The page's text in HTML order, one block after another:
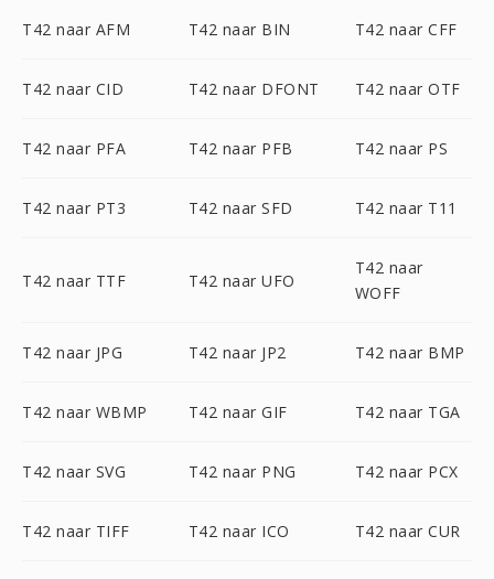
T42 naar AFM T42 naar BIN T42 naar CFF
T42 naar CID T42 naar DFONT T42 naar OTF
T42 naar PFA T42 naar PFB T42 naar PS
T42 naar PT3 T42 naar SFD T42 naar T11
T42 naar TTF T42 naar UFO
T42 naar
WOFF
T42 naar JPG T42 naar JP2 T42 naar BMP
T42 naar WBMP T42 naar GIF T42 naar TGA
T42 naar SVG T42 naar PNG T42 naar PCX
T42 naar TIFF T42 naar ICO T42 naar CUR